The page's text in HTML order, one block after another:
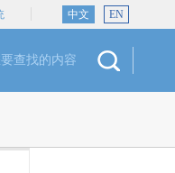
中文 EN